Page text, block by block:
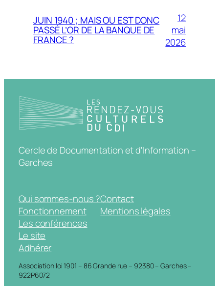
JUIN 1940 ; MAIS OU EST DONC
PASSÉ L’OR DE LA BANQUE DE
FRANCE ?
12
mai
2026
Cercle de Documentation et d'Information –
Garches
Qui sommes-nous ?
Fonctionnement
Les conférences
Le site
Adhérer
Contact
Mentions légales
Association loi 1901 – 86 Grande rue – 92380 – Garches –
922P6072